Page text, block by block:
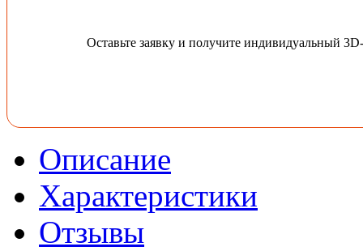
Оставьте заявку и получите индивидуальный
Описание
Характеристики
Отзывы